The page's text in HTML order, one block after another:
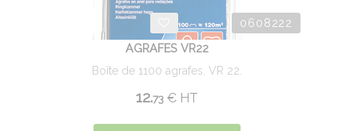
0608222
AGRAFES VR22
Boîte de 1100 agrafes. VR 22.
12.73 € HT